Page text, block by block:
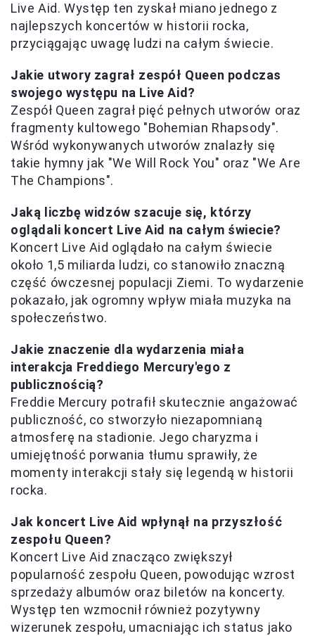
Live Aid. Występ ten zyskał miano jednego z
najlepszych koncertów w historii rocka,
przyciągając uwagę ludzi na całym świecie.
Jakie utwory zagrał zespół Queen podczas
swojego występu na Live Aid?
Zespół Queen zagrał pięć pełnych utworów oraz
fragmenty kultowego "Bohemian Rhapsody".
Wśród wykonywanych utworów znalazły się
takie hymny jak "We Will Rock You" oraz "We Are
The Champions".
Jaką liczbę widzów szacuje się, którzy
oglądali koncert Live Aid na całym świecie?
Koncert Live Aid oglądało na całym świecie
około 1,5 miliarda ludzi, co stanowiło znaczną
część ówczesnej populacji Ziemi. To wydarzenie
pokazało, jak ogromny wpływ miała muzyka na
społeczeństwo.
Jakie znaczenie dla wydarzenia miała
interakcja Freddiego Mercury'ego z
publicznością?
Freddie Mercury potrafił skutecznie angażować
publiczność, co stworzyło niezapomnianą
atmosferę na stadionie. Jego charyzma i
umiejętność porwania tłumu sprawiły, że
momenty interakcji stały się legendą w historii
rocka.
Jak koncert Live Aid wpłynął na przyszłość
zespołu Queen?
Koncert Live Aid znacząco zwiększył
popularność zespołu Queen, powodując wzrost
sprzedaży albumów oraz biletów na koncerty.
Występ ten wzmocnił również pozytywny
wizerunek zespołu, umacniając ich status jako